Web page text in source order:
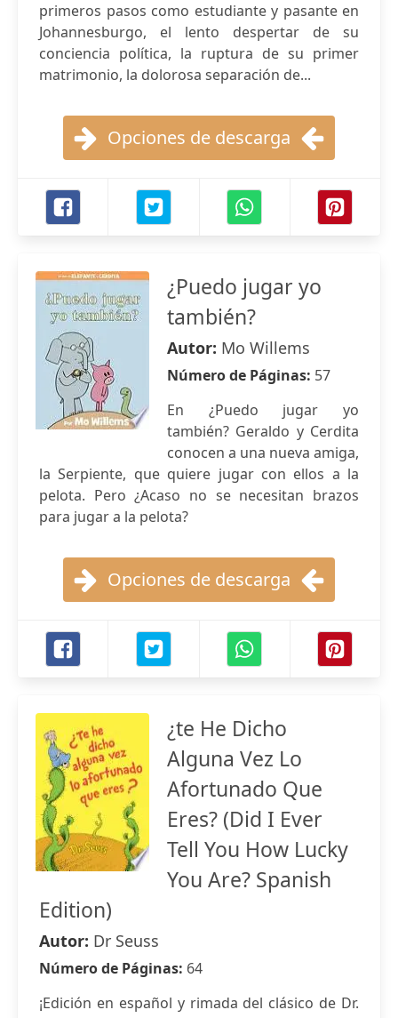
primeros pasos como estudiante y pasante en
Johannesburgo, el lento despertar de su
conciencia política, la ruptura de su primer
matrimonio, la dolorosa separación de...
Opciones de descarga
¿Puedo jugar yo
también?
Autor: Mo Willems
Número de Páginas: 57
En ¿Puedo jugar yo
también? Geraldo y Cerdita
conocen a una nueva amiga,
la Serpiente, que quiere jugar con ellos a la
pelota. Pero ¿Acaso no se necesitan brazos
para jugar a la pelota?
Opciones de descarga
¿te He Dicho
Alguna Vez Lo
Afortunado Que
Eres? (Did I Ever
Tell You How Lucky
You Are? Spanish
Edition)
Autor: Dr Seuss
Número de Páginas: 64
¡Edición en español y rimada del clásico de Dr.